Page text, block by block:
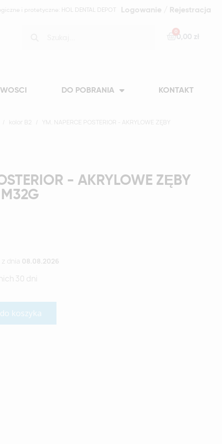
i protetyczne: HOL DENTAL DEPOT Logowanie / Rejestracja
0,00 zł
DO POBRANIA KONTAKT
kolor B2 YM. NAPERCE POSTERIOR - AKRYLOWE ZĘBY
- AKRYLOWE ZĘBY
z dnia 08.08.2026
30 dni
koszyka